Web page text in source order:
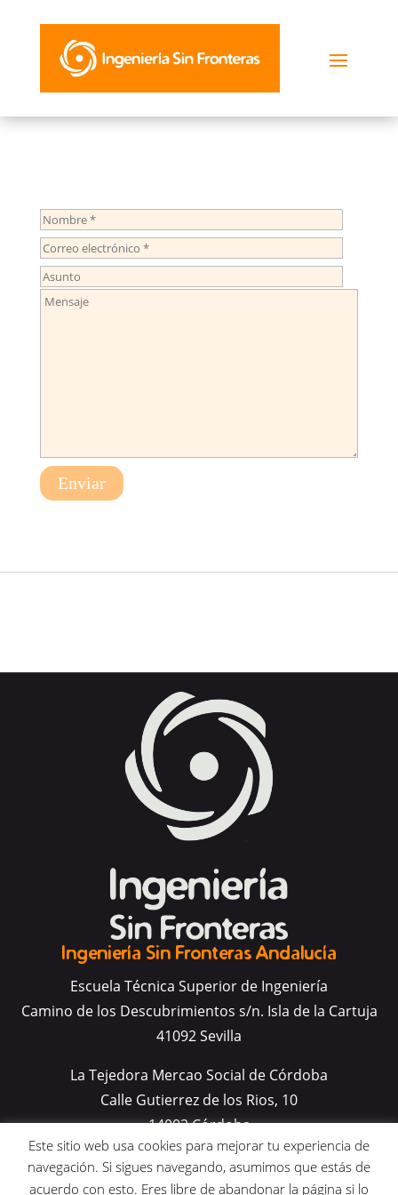
Por favor, deja este campo vacío.
Ingeniería Sin Fronteras Andalucía
Escuela Técnica Superior de Ingeniería
Camino de los Descubrimientos s/n. Isla de la Cartuja
41092 Sevilla
La Tejedora Mercao Social de Córdoba
Calle Gutierrez de los Rios, 10
14002 Córdoba
Este sitio web usa cookies para mejorar tu experiencia de
navegación. Si sigues navegando, asumimos que estás de
acuerdo con esto. Eres libre de abandonar la página si lo